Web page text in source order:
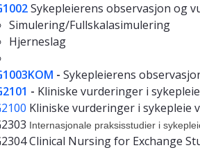
Sykepleierens observasjon og
Simulering/Fullskalasimulering
Hjerneslag
- Sykepleierens
- Kliniske vurderinger i
Kliniske vurderinger i sykepleie
Internasjonale praksisstudier i
Clinical Nursing for Exchange